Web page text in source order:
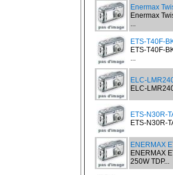
Enermax
Enermax
...
ETS-T40F-
ETS-T40F-
...
ELC-
ELC-
ETS-N30R-
ETS-N30R-
ENERMAX
ENERMAX
250W TDP...